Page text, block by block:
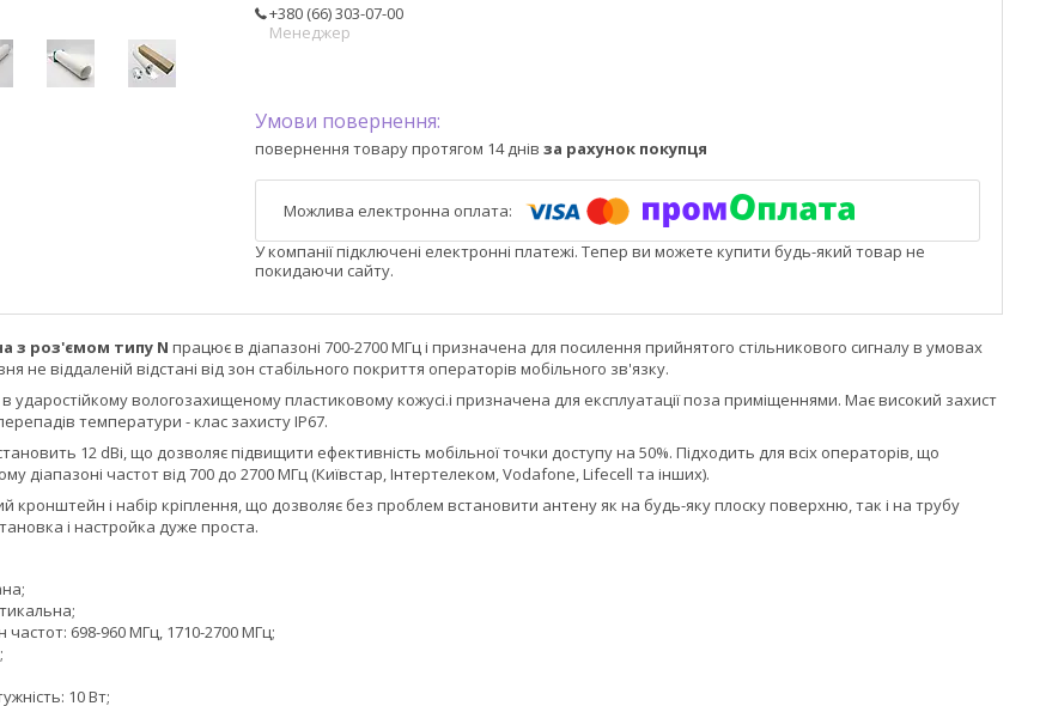
+380 (66) 303-07-00
Менеджер
повернення товару протягом 14 днів за рахунок покупця
У компанії підключені електронні платежі. Тепер ви можете купити будь-який товар не
покидаючи сайту.
з роз'ємом типу N працює в діапазоні 700-2700 МГц і призначена для посилення прийнятого стільникового сигналу в умовах
не віддаленій відстані від зон стабільного покриття операторів мобільного зв'язку.
ударостійкому вологозахищеному пластиковому кожусі.і призначена для експлуатації поза приміщеннями. Має високий захист
температури - клас захисту IP67.
12 dBi, що дозволяє підвищити ефективність мобільної точки доступу на 50%. Підходить для всіх операторів, що
діапазоні частот від 700 до 2700 МГц (Київстар, Інтертелеком, Vodafone, Lifecell та інших).
кронштейн і набір кріплення, що дозволяє без проблем встановити антену як на будь-яку плоску поверхню, так і на трубу
і настройка дуже проста.
698-960 МГц, 1710-2700 МГц;
10 Вт;